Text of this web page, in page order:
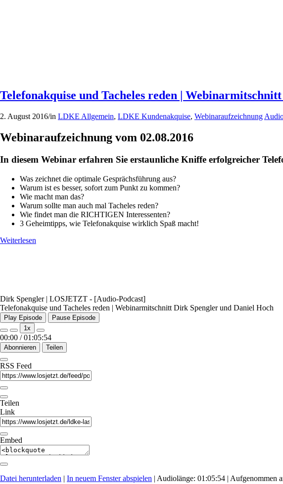
Telefonakquise und Tacheles reden |
2. August 2016/in LDKE Allgemein, LDKE Kundenakquise, Webinaraufzeichnung
Webinaraufzeichnung vom 02.08.2016
In diesem Webinar erfahren Sie erstaunliche Kniffe erfolgreicher
Was zeichnet die optimale Gesprächsführung aus?
Warum ist es besser, sofort zum Punkt zu kommen?
Wie macht man das?
Warum sollte man auch mal Tacheles reden?
Wie findet man die RICHTIGEN Interessenten?
3 Geheimtipps, wie Telefonakquise wirklich Spaß macht!
Weiterlesen
Dirk Spengler | LOSJETZT - [Audio-Podcast]
Telefonakquise und Tacheles reden | Webinarmitschnitt Dirk Spengler und Daniel Hoch
Play Episode
Pause Episode
1x
00:00 / 01:05:54
Abonnieren Teilen
RSS Feed
Teilen
Link
Embed
Datei herunterladen | In neuem Fenster abspielen | Audiolänge: 01:05:54 | Aufgenommen